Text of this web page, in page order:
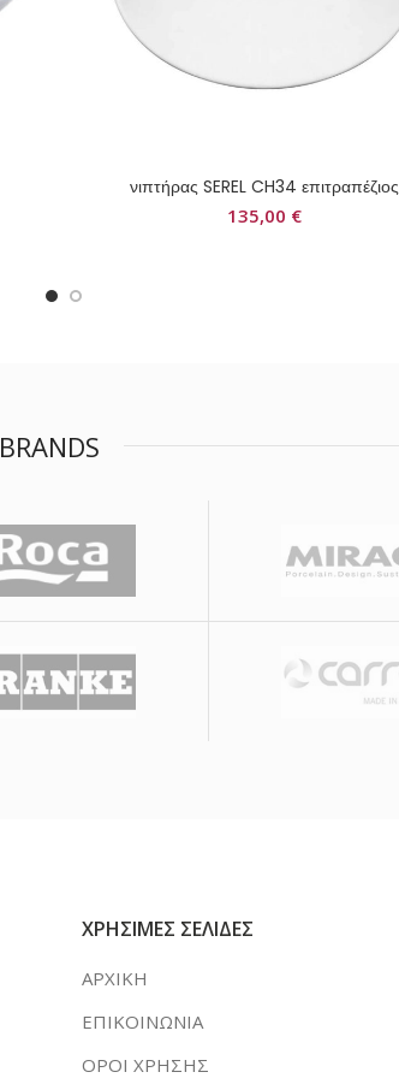
νιπτήρας SEREL CH34 επιτραπέζιος
135,00 €
BRANDS
ΧΡΗΣΙΜΕΣ ΣΕΛΙΔΕΣ
ΑΡΧΙΚΗ
ΕΠΙΚΟΙΝΩΝΙΑ
ΟΡΟΙ ΧΡΗΣΗΣ